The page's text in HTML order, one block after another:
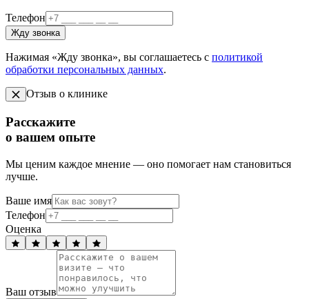
Телефон
Жду звонка
Нажимая «Жду звонка», вы соглашаетесь с политикой
обработки персональных данных.
Отзыв о клинике
Расскажите
о вашем опыте
Мы ценим каждое мнение — оно помогает нам становиться
лучше.
Ваше имя
Телефон
Оценка
Ваш отзыв